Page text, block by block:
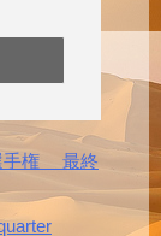
手権 最終